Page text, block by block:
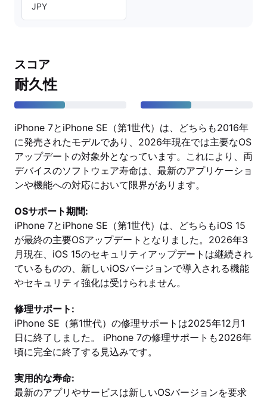
JPY
スコア
耐久性
iPhone 7とiPhone SE（第1世代）は、どちらも2016年
に発売されたモデルであり、2026年現在では主要なOS
アップデートの対象外となっています。これにより、両
デバイスのソフトウェア寿命は、最新のアプリケーショ
ンや機能への対応において限界があります。
OSサポート期間:
iPhone 7とiPhone SE（第1世代）は、どちらもiOS 15
が最終の主要OSアップデートとなりました。2026年3
月現在、iOS 15のセキュリティアップデートは継続され
ているものの、新しいiOSバージョンで導入される機能
やセキュリティ強化は受けられません。
修理サポート:
iPhone SE（第1世代）の修理サポートは2025年12月1
日に終了しました。 iPhone 7の修理サポートも2026年
頃に完全に終了する見込みです。
実用的な寿命:
最新のアプリやサービスは新しいOSバージョンを要求